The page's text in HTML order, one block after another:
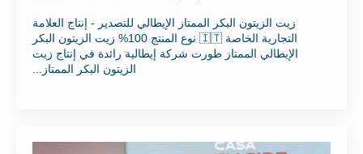
زيت الزيتون البكر الممتاز الإيطالي للتصدير - إنتاج العلامة
التجارية الخاصة 🇮🇹 نوع المنتج 100% زيت الزيتون البكر
الإيطالي الممتاز طورت شركة إيطالية رائدة في إنتاج زيت
الزيتون البكر الممتاز...